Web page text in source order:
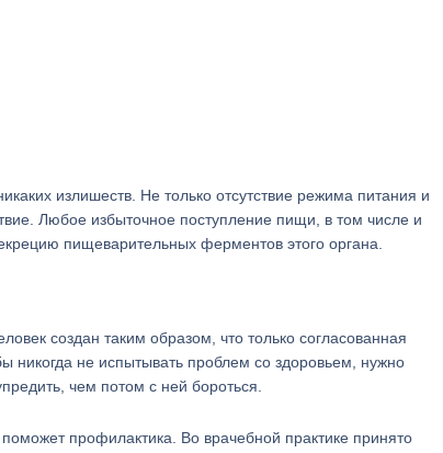
излишеств. Не только отсутствие режима питания и
Любое избыточное поступление пищи, в том числе и
пищеварительных ферментов этого органа.
создан таким образом, что только согласованная
никогда не испытывать проблем со здоровьем, нужно
чем потом с ней бороться.
профилактика. Во врачебной практике принято